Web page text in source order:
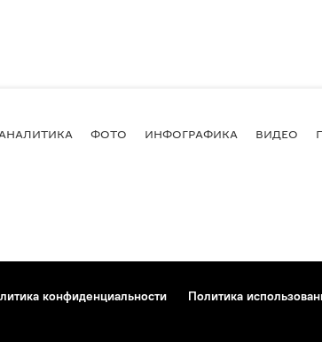
ФОТО ИНФОГРАФИКА ВИДЕО
конфиденциальности
Политика